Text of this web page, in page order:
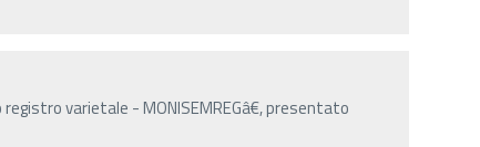
varietale - MONISEMREGâ€, presentato